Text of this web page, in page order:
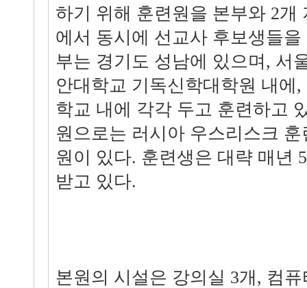
하기 위해 훈련원을 본부와 2개
에서 동시에 선교사 후보생들
부는 경기도 성남에 있으며, 서
안대학교 기독신학대학원 내에
학교 내에 각각 두고 훈련하고
원으로는 러시아 우스리스크
원이 있다. 훈련생은 대략 매년
받고 있다.
본원의 시설은 강의실 3개, 컴